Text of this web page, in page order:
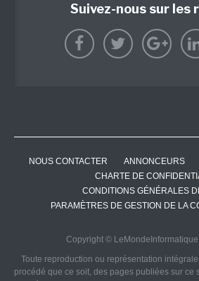
Suivez-nous sur les
NOUS CONTACTER ANNONCEURS
CHARTE DE
CONDITIONS GÉNÉRALES
PARAMÈTRES DE GESTION DE LA
Copyright ©
Toute reproduction ou représentation
procédé que ce soit, des pages publiées sur ce